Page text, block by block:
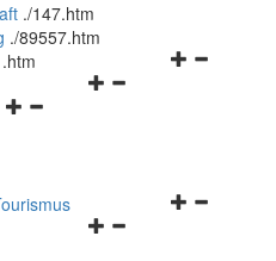
./147.htm
./89557.htm
Navigationsmenü
Navigationsmenü
Navigationsmenü